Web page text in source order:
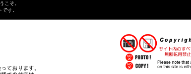
こそ。
です。